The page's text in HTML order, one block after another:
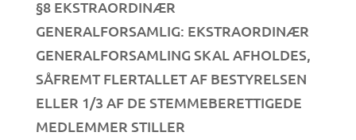
§8 EKSTRAORDINÆR
GENERALFORSAMLIG: EKSTRAORDINÆR
GENERALFORSAMLING SKAL AFHOLDES,
SÅFREMT FLERTALLET AF BESTYRELSEN
ELLER 1/3 AF DE STEMMEBERETTIGEDE
MEDLEMMER STILLER